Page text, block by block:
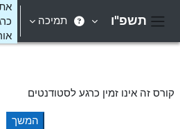
תשפ"ו תמיכה
קורס זה אינו זמין כרגע לסטודנטים
המשך